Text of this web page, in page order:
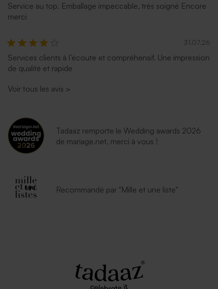
Service au top. Emballage impeccable, très soigné Encore
merci
31.07.26
Services clients à l’écoute et compréhensif. Une impression
de qualité et rapide
Voir tous les avis >
Tadaaz remporte le Wedding awards 2026
de mariage.net, merci à vous !
Recommandé par "Mille et une liste"